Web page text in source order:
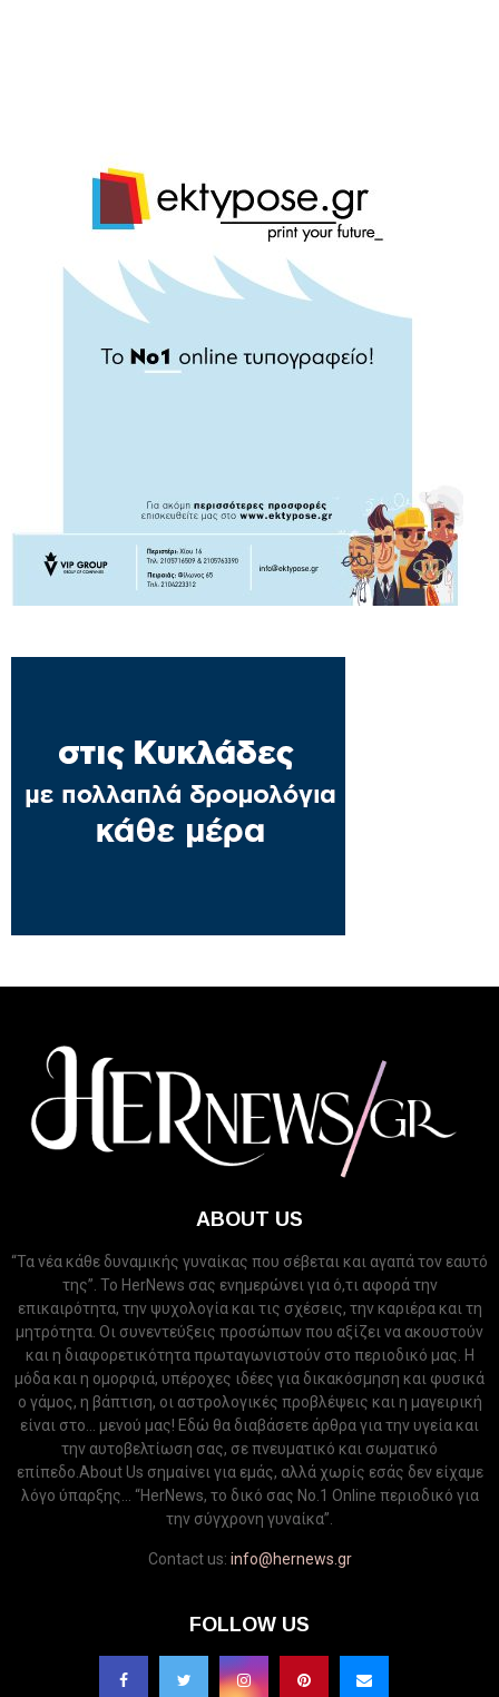
ABOUT US
“Τα νέα κάθε δυναμικής γυναίκας που σέβεται και αγαπά τον εαυτό
της”. Το HerNews σας ενημερώνει για ό,τι αφορά την
επικαιρότητα, την ψυχολογία και τις σχέσεις, την καριέρα και τη
μητρότητα. Οι συνεντεύξεις προσώπων που αξίζει να ακουστούν
και η διαφορετικότητα πρωταγωνιστούν στο περιοδικό μας. Η
μόδα και η ομορφιά, υπέροχες ιδέες για δικακόσμηση και φυσικά
ο γάμος, η βάπτιση, οι αστρολογικές προβλέψεις και η μαγειρική
είναι στο... μενού μας! Εδώ θα διαβάσετε άρθρα για την υγεία και
την αυτοβελτίωση σας, σε πνευματικό και σωματικό
επίπεδο.About Us σημαίνει για εμάς, αλλά χωρίς εσάς δεν είχαμε
λόγο ύπαρξης... “HerNews, το δικό σας Νo.1 Online περιοδικό για
την σύγχρονη γυναίκα”.
Contact us: info@hernews.gr
FOLLOW US